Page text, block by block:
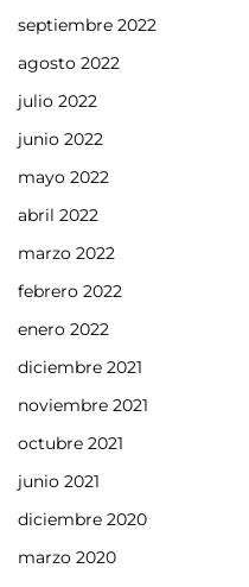
septiembre 2022
agosto 2022
julio 2022
junio 2022
mayo 2022
abril 2022
marzo 2022
febrero 2022
enero 2022
diciembre 2021
noviembre 2021
octubre 2021
junio 2021
diciembre 2020
marzo 2020